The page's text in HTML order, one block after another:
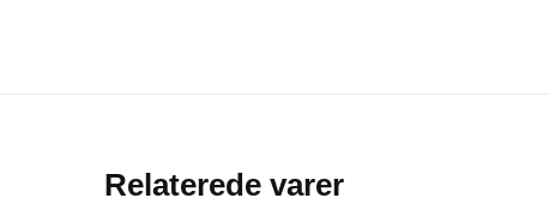
Relaterede varer